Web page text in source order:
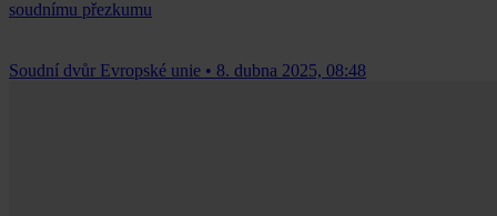
soudnímu přezkumu
Soudní dvůr Evropské unie • 8. dubna 2025, 08:48